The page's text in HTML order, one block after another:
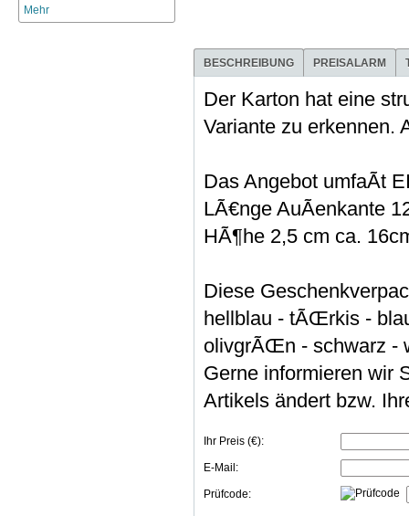
Mehr
BESCHREIBUNG PREISALARM
Der Karton hat eine
Variante zu erkennen.
Das Angebot umfaÃt
LÃ€nge AuÃenkante
HÃ¶he 2,5 cm ca.
Diese
hellblau - tÃŒrkis -
olivgrÃŒn - schwarz -
Gerne informieren wir
Artikels ändert bzw.
Ihr Preis (€):
E-Mail:
Prüfcode: